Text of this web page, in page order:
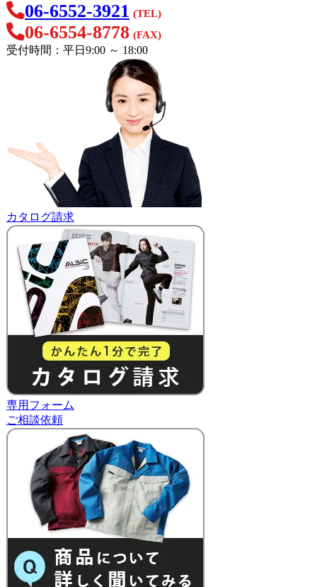
06-6552-3921 (TEL)
06-6554-8778 (FAX)
受付時間：平日9:00 ～ 18:00
カタログ請求
専用フォーム
ご相談依頼